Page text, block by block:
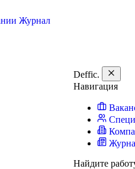
Журнал
Deffic.
Навигация
Найдите